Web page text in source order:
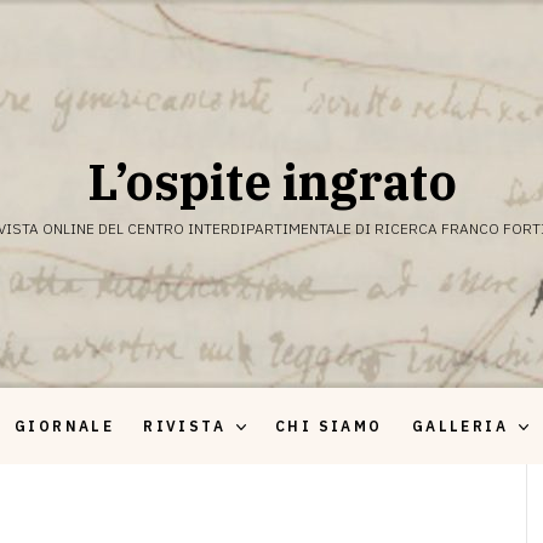
L’ospite ingrato
ONLINE DEL CENTRO INTERDIPARTIMENTALE DI RICERCA FRANCO
GIORNALE RIVISTA CHI SIAMO GALLERIA